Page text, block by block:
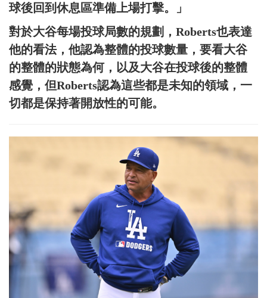
球後回到休息區準備上場打擊。」
對於大谷每場投球局數的規劃，Roberts也表達
他的看法，他認為整體的投球數量，要看大谷
的整體的狀態為何，以及大谷在投球後的整體
感覺，但Roberts認為這些都是未知的領域，一
切都是保持著開放性的可能。